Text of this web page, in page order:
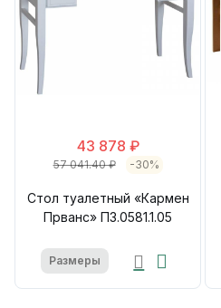
43 878 ₽
57 041.40 ₽ -30%
Стол туалетный «Кармен
Прванс» П3.0581.1.05
Размеры